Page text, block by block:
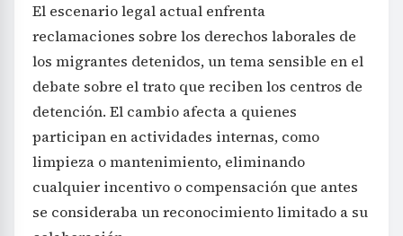
El escenario legal actual enfrenta
reclamaciones sobre los derechos laborales de
los migrantes detenidos, un tema sensible en el
debate sobre el trato que reciben los centros de
detención. El cambio afecta a quienes
participan en actividades internas, como
limpieza o mantenimiento, eliminando
cualquier incentivo o compensación que antes
se consideraba un reconocimiento limitado a su